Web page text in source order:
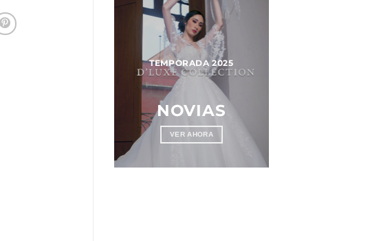
TEMPORADA 2025
NOVIAS
VER AHORA